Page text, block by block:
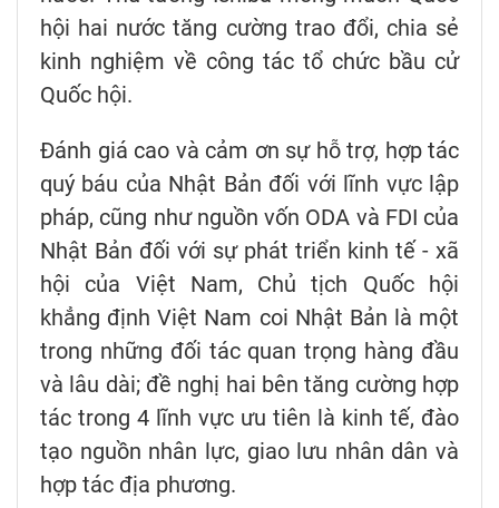
hội hai nước tăng cường trao đổi, chia sẻ
kinh nghiệm về công tác tổ chức bầu cử
Quốc hội.
Đánh giá cao và cảm ơn sự hỗ trợ, hợp tác
quý báu của Nhật Bản đối với lĩnh vực lập
pháp, cũng như nguồn vốn ODA và FDI của
Nhật Bản đối với sự phát triển kinh tế - xã
hội của Việt Nam, Chủ tịch Quốc hội
khẳng định Việt Nam coi Nhật Bản là một
trong những đối tác quan trọng hàng đầu
và lâu dài; đề nghị hai bên tăng cường hợp
tác trong 4 lĩnh vực ưu tiên là kinh tế, đào
tạo nguồn nhân lực, giao lưu nhân dân và
hợp tác địa phương.